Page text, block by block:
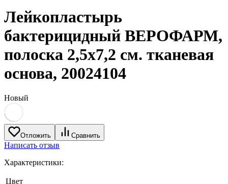
Лейкопластырь
бактерицидный ВЕРОФАРМ,
полоска 2,5х7,2 см. тканевая
основа, 20024104
Новый
Отложить Сравнить
Написать отзыв
Характеристики:
Цвет